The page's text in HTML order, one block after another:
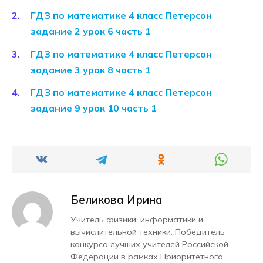
ГДЗ по математике 4 класс Петерсон
задание 2 урок 6 часть 1
ГДЗ по математике 4 класс Петерсон
задание 3 урок 8 часть 1
ГДЗ по математике 4 класс Петерсон
задание 9 урок 10 часть 1
Беликова Ирина
Учитель физики, информатики и
вычислительной техники. Победитель
конкурса лучших учителей Российской
Федерации в рамках Приоритетного